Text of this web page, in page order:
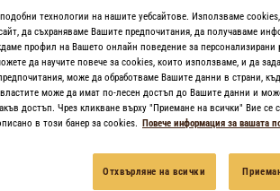
rijke smaak van L'OR koffie.
hoe maak je deze speciale ijskoffie? Ga
технологии на нашите уебсайтове. Използваме
да съхраняваме Вашите предпочитания, да получаваме
профил на Вашето онлайн поведение за персонализирани
да научите повече за cookies, които използваме, и да
може да обработваме Вашите данни в страни,
може да имат по-лесен достъп до Вашите данни и
достъп. Чрез кликване върху "Приемане на всички" Вие се
в този банер за cookies. Повече информация за вашата
Отхвърляне на всички